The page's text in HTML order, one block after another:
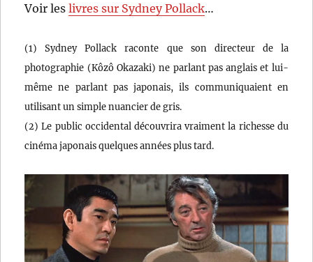
Voir leslivres sur Sydney Pollack…
(1) Sydney Pollack raconte que son directeur de la
photographie (Kôzô Okazaki) ne parlant pas anglais et lui-
même ne parlant pas japonais, ils communiquaient en
utilisant un simple nuancier de gris.
(2) Le public occidental découvrira vraiment la richesse du
cinéma japonais quelques années plus tard.